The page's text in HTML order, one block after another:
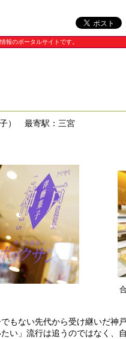
報のポータルサイトです。
） 最寄駅：三宮
もない先代から受け継いだ神
い」流行は追うのではなく、